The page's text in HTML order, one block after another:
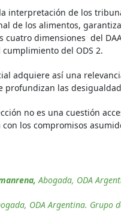
interpretación de los
de los alimentos,
cuatro dimensiones del
del ODS 2.
adquiere así una
profundizan las
no es una cuestión
los compromisos
Abogada, ODA
ODA Argentina. Grupo